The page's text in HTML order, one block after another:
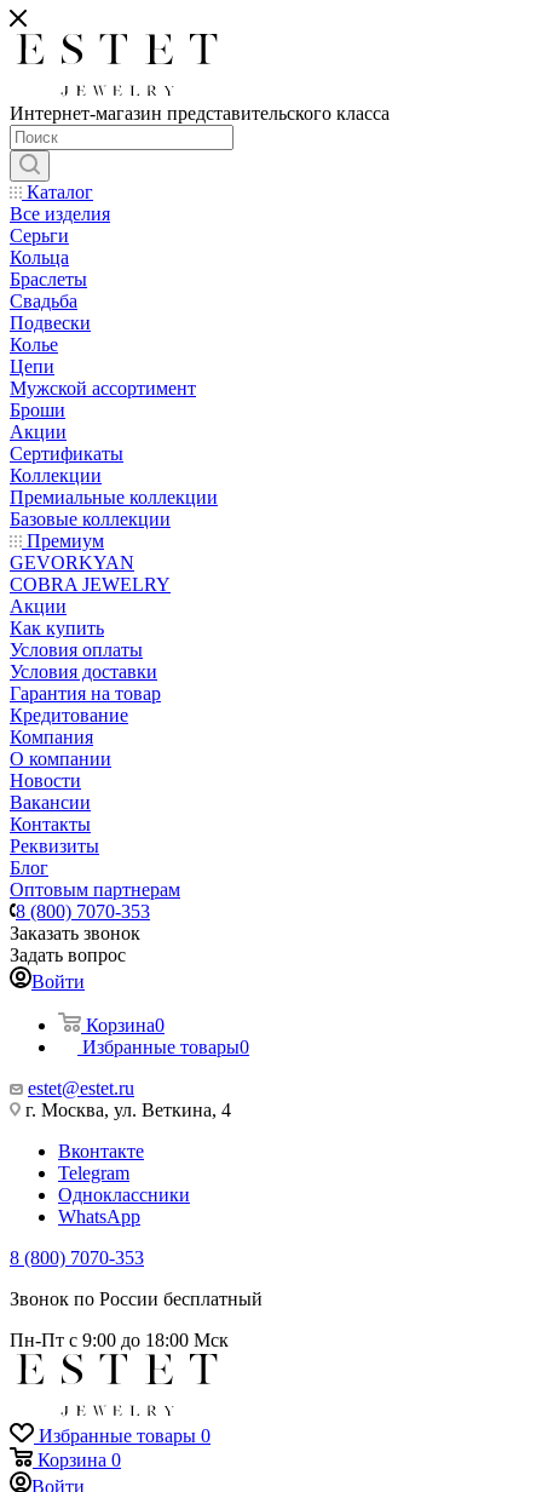
Интернет-магазин представительского класса
Каталог
Все изделия
Серьги
Кольца
Браслеты
Свадьба
Подвески
Колье
Цепи
Мужской ассортимент
Броши
Акции
Сертификаты
Коллекции
Премиальные коллекции
Базовые коллекции
Премиум
GEVORKYAN
COBRA JEWELRY
Акции
Как купить
Условия оплаты
Условия доставки
Гарантия на товар
Кредитование
Компания
О компании
Новости
Вакансии
Контакты
Реквизиты
Блог
Оптовым партнерам
8 (800) 7070-353
Заказать звонок
Задать вопрос
Войти
Корзина0
Избранные товары0
estet@estet.ru
г. Москва, ул. Веткина, 4
Вконтакте
Telegram
Одноклассники
WhatsApp
8 (800) 7070-353
Звонок по России бесплатный
Пн-Пт с 9:00 до 18:00 Мск
Избранные товары 0
Корзина 0
Войти